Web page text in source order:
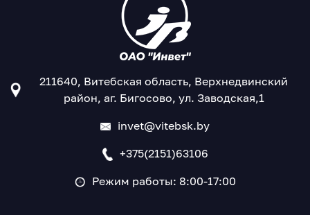
211640, Витебская область, Верхнедвинский
район, аг. Бигосово, ул. Заводская,1
invet@vitebsk.by
+375(2151)63106
Режим работы: 8:00-17:00